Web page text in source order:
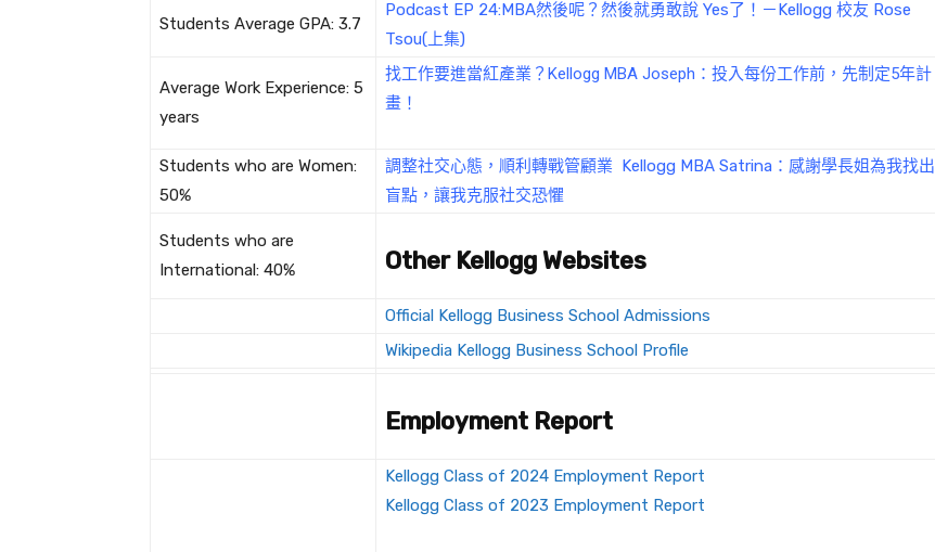
Students Average GPA: 3.7
Podcast EP 24:MBA然後呢？然後就勇敢說 Yes了！－Kellogg 校友 Rose
Tsou(上集)
Average Work Experience: 5
years
找工作要進當紅產業？Kellogg MBA Joseph：投入每份工作前，先制定5年計
畫！
Students who are Women:
50%
調整社交心態，順利轉戰管顧業 Kellogg MBA Satrina：感謝學長姐為我找出
盲點，讓我克服社交恐懼
Students who are
International: 40%
Other Kellogg Websites
Official Kellogg Business School Admissions
Wikipedia Kellogg Business School Profile
Employment Report
Kellogg Class of 2024 Employment Report
Kellogg Class of 2023 Employment Report